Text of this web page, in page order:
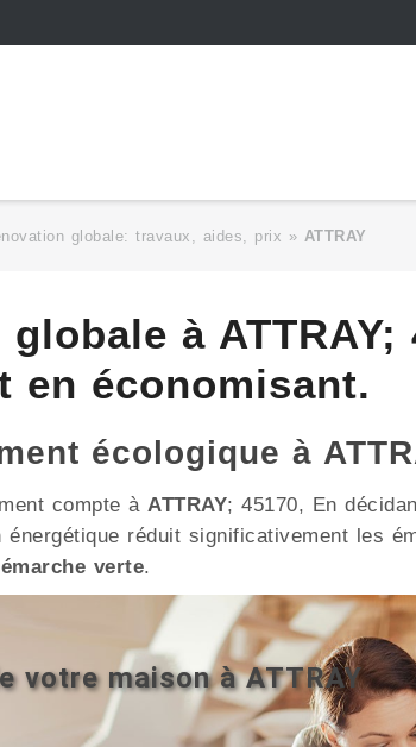
globale: travaux, aides, prix » ATTRAY
à
en économisant.
écologique à
compte à ATTRAY; 45170, En
réduit significativement les
verte.
votre maison à ATTRAY